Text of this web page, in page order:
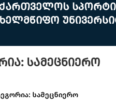
სამეცნიერო
სამეცნიერო